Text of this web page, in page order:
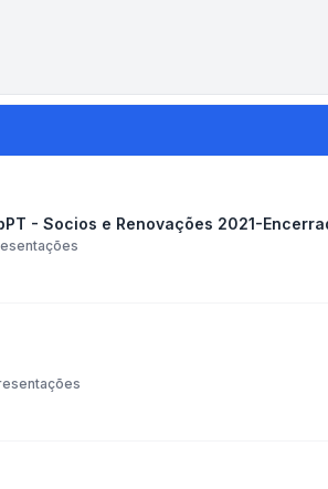
- Socios e Renovações 2021-